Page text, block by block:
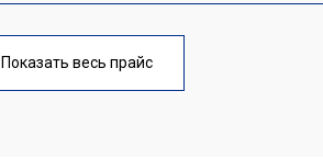
от 40 мин
Показать весь прайс